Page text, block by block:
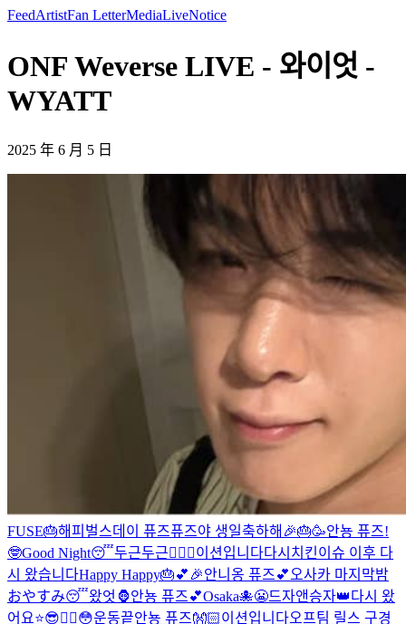
FeedArtistFan LetterMediaLiveNotice
ONF Weverse LIVE - 와이엇 -
WYATT
2025 年 6 月 5 日
FUSE🎂해피벌스데이 퓨즈퓨즈야 생일축하해🎉🎂🥳안뇽 퓨즈!
🤓Good Night😴두근두근❤️‍🔥 😬이션입니다다시 치킨이슈 이후 다
시 왔습니다Happy Happy🎂💕🎉안니옹 퓨즈💕 오사카 마지막밤
おやすみ😴왔엇🦍안뇽 퓨즈💕Osaka🐙😬드자앤승자👑다시 왔
어요⭐️😎❤️‍🔥😳운동끝안뇽 퓨즈👐🏻이션입니다오프팀 릴스 구경